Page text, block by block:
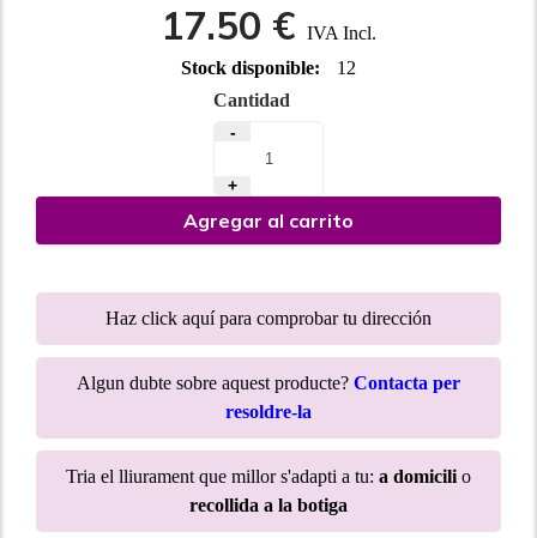
17.50 € IVA Incl.
Stock disponible:
12
Cantidad
-
+
Agregar al carrito
Haz click aquí para comprobar tu dirección
Algun dubte sobre aquest producte? Contacta per
resoldre-la
Tria el lliurament que millor s'adapti a tu: a domicili o
recollida a la botiga